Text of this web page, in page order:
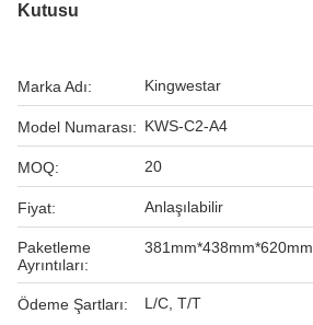
Kutusu
Marka Adı: Kingwestar
Model Numarası: KWS-C2-A4
MOQ: 20
Fiyat: Anlaşılabilir
Paketleme
Ayrıntıları:
381mm*438mm*620mm
Ödeme Şartları: L/C, T/T